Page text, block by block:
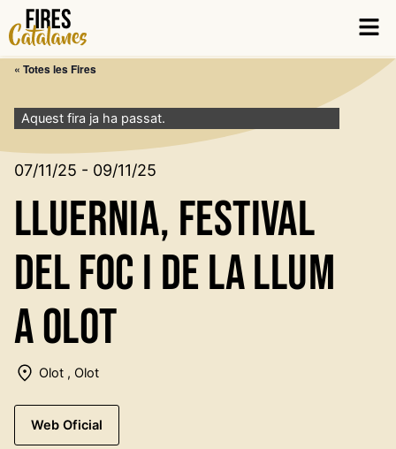
« Totes les Fires
Aquest fira ja ha passat.
07/11/25 - 09/11/25
Lluernia, Festival
del foc i de la llum
a Olot
Olot , Olot
Web Oficial